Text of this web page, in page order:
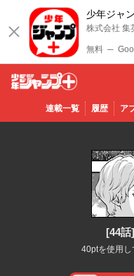
少年ジャ
株式会社 集
無料 ─
少年ジ
ャンプ
連載一覧 履歴 ア
[44話
40ptを使用し